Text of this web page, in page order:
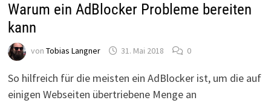
Warum ein AdBlocker Probleme bereiten
kann
von Tobias Langner 31. Mai 2018 0
So hilfreich für die meisten ein AdBlocker ist, um die auf
einigen Webseiten übertriebene Menge an